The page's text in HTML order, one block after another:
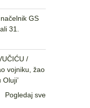
GS
31.
/
vojniku, žao
Pogledaj sve